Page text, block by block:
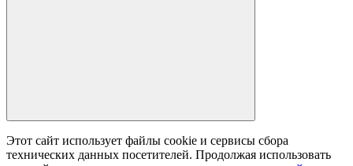
Этот сайт использует файлы cookie и сервисы сбора
технических данных посетителей. Продолжая использовать